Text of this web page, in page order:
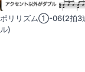
ポリリズム①-06(2拍3
ル)